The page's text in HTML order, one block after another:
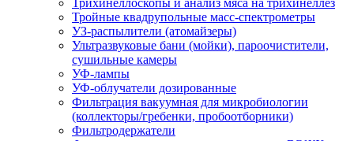
Трихинеллоскопы и анализ мяса на трихинеллез
Тройные квадрупольные масс-спектрометры
УЗ-распылители (атомайзеры)
Ультразвуковые бани (мойки), пароочистители,
сушильные камеры
УФ-лампы
УФ-облучатели дозированные
Фильтрация вакуумная для микробиологии
(коллекторы/гребенки, пробоотборники)
Фильтродержатели